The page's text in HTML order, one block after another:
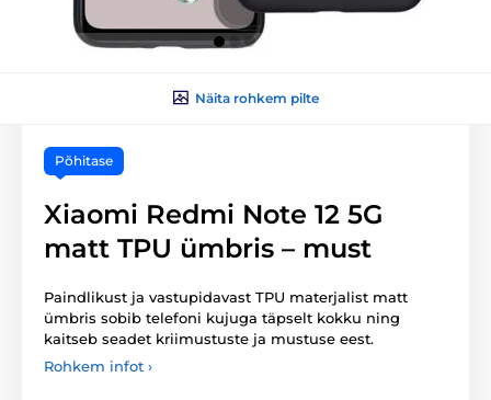
Näita rohkem pilte
Põhitase
Xiaomi Redmi Note 12 5G
matt TPU ümbris – must
Paindlikust ja vastupidavast TPU materjalist matt
ümbris sobib telefoni kujuga täpselt kokku ning
kaitseb seadet kriimustuste ja mustuse eest.
Rohkem infot ›